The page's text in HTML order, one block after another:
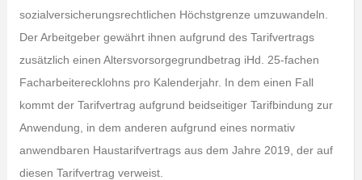
sozialversicherungsrechtlichen Höchstgrenze umzuwandeln.
Der Arbeitgeber gewährt ihnen aufgrund des Tarifvertrags
zusätzlich einen Altersvorsorgegrundbetrag iHd. 25-fachen
Facharbeiterecklohns pro Kalenderjahr. In dem einen Fall
kommt der Tarifvertrag aufgrund beidseitiger Tarifbindung zur
Anwendung, in dem anderen aufgrund eines normativ
anwendbaren Haustarifvertrags aus dem Jahre 2019, der auf
diesen Tarifvertrag verweist.